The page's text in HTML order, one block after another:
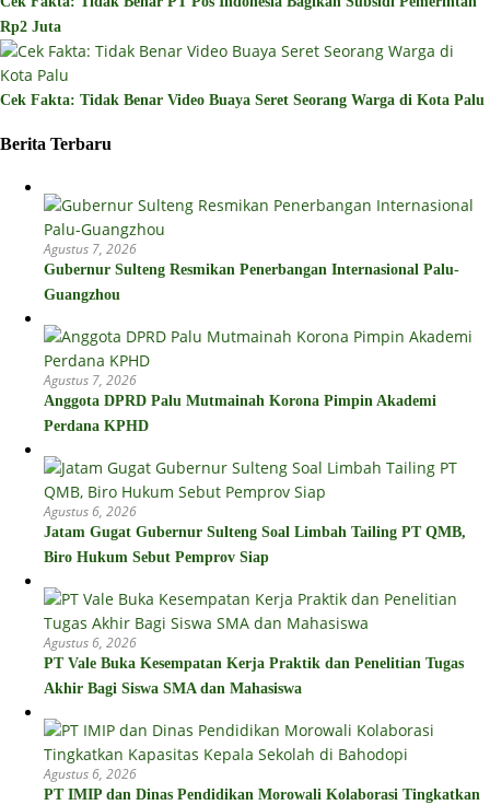
Rp2 Juta
Cek Fakta: Tidak Benar Video Buaya Seret Seorang Warga di Kota Palu
Berita Terbaru
Agustus 7, 2026
Gubernur Sulteng Resmikan Penerbangan Internasional Palu-
Guangzhou
Agustus 7, 2026
Anggota DPRD Palu Mutmainah Korona Pimpin Akademi
Perdana KPHD
Agustus 6, 2026
Jatam Gugat Gubernur Sulteng Soal Limbah Tailing PT QMB,
Biro Hukum Sebut Pemprov Siap
Agustus 6, 2026
PT Vale Buka Kesempatan Kerja Praktik dan Penelitian Tugas
Akhir Bagi Siswa SMA dan Mahasiswa
Agustus 6, 2026
PT IMIP dan Dinas Pendidikan Morowali Kolaborasi Tingkatkan